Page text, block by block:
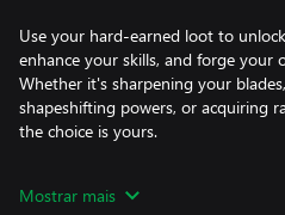
Use your hard-earned loot to
enhance your skills, and forge your
Whether it's sharpening your
shapeshifting powers, or acquiring
the choice is yours.
stunning retro-style pixel art and an
Mostrar mais